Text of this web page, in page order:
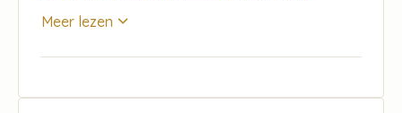
Meer lezen